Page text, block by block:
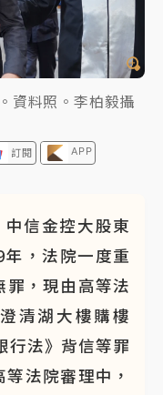
資料照。李柏毅攝
訂閱 APP
中信金控大股東
，法院一度重
，現由高等法
清湖大樓購樓
行法》背信等罪
法院審理中，